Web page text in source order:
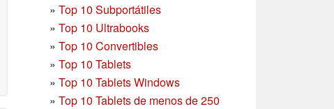
» Top 10 Subportátiles
» Top 10 Ultrabooks
» Top 10 Convertibles
» Top 10 Tablets
» Top 10 Tablets Windows
» Top 10 Tablets de menos de 250